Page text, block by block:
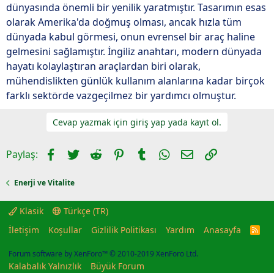
dünyasında önemli bir yenilik yaratmıştır. Tasarımın esas
olarak Amerika'da doğmuş olması, ancak hızla tüm
dünyada kabul görmesi, onun evrensel bir araç haline
gelmesini sağlamıştır. İngiliz anahtarı, modern dünyada
hayatı kolaylaştıran araçlardan biri olarak,
mühendislikten günlük kullanım alanlarına kadar birçok
farklı sektörde vazgeçilmez bir yardımcı olmuştur.
Cevap yazmak için giriş yap yada kayıt ol.
Paylaş: Facebook
TwitterReddit Pinterest
TumblrWhatsApp
E-postaLink
Enerji ve Vitalite
Klasik
Türkçe (TR)
İletişim
Koşullar Gizlilik Politikası Yardım Anasayfa
R
Forum software by XenForo™© 2010-2019 XenForo Ltd.
Kalabalık Yalnızlık Büyük Forum